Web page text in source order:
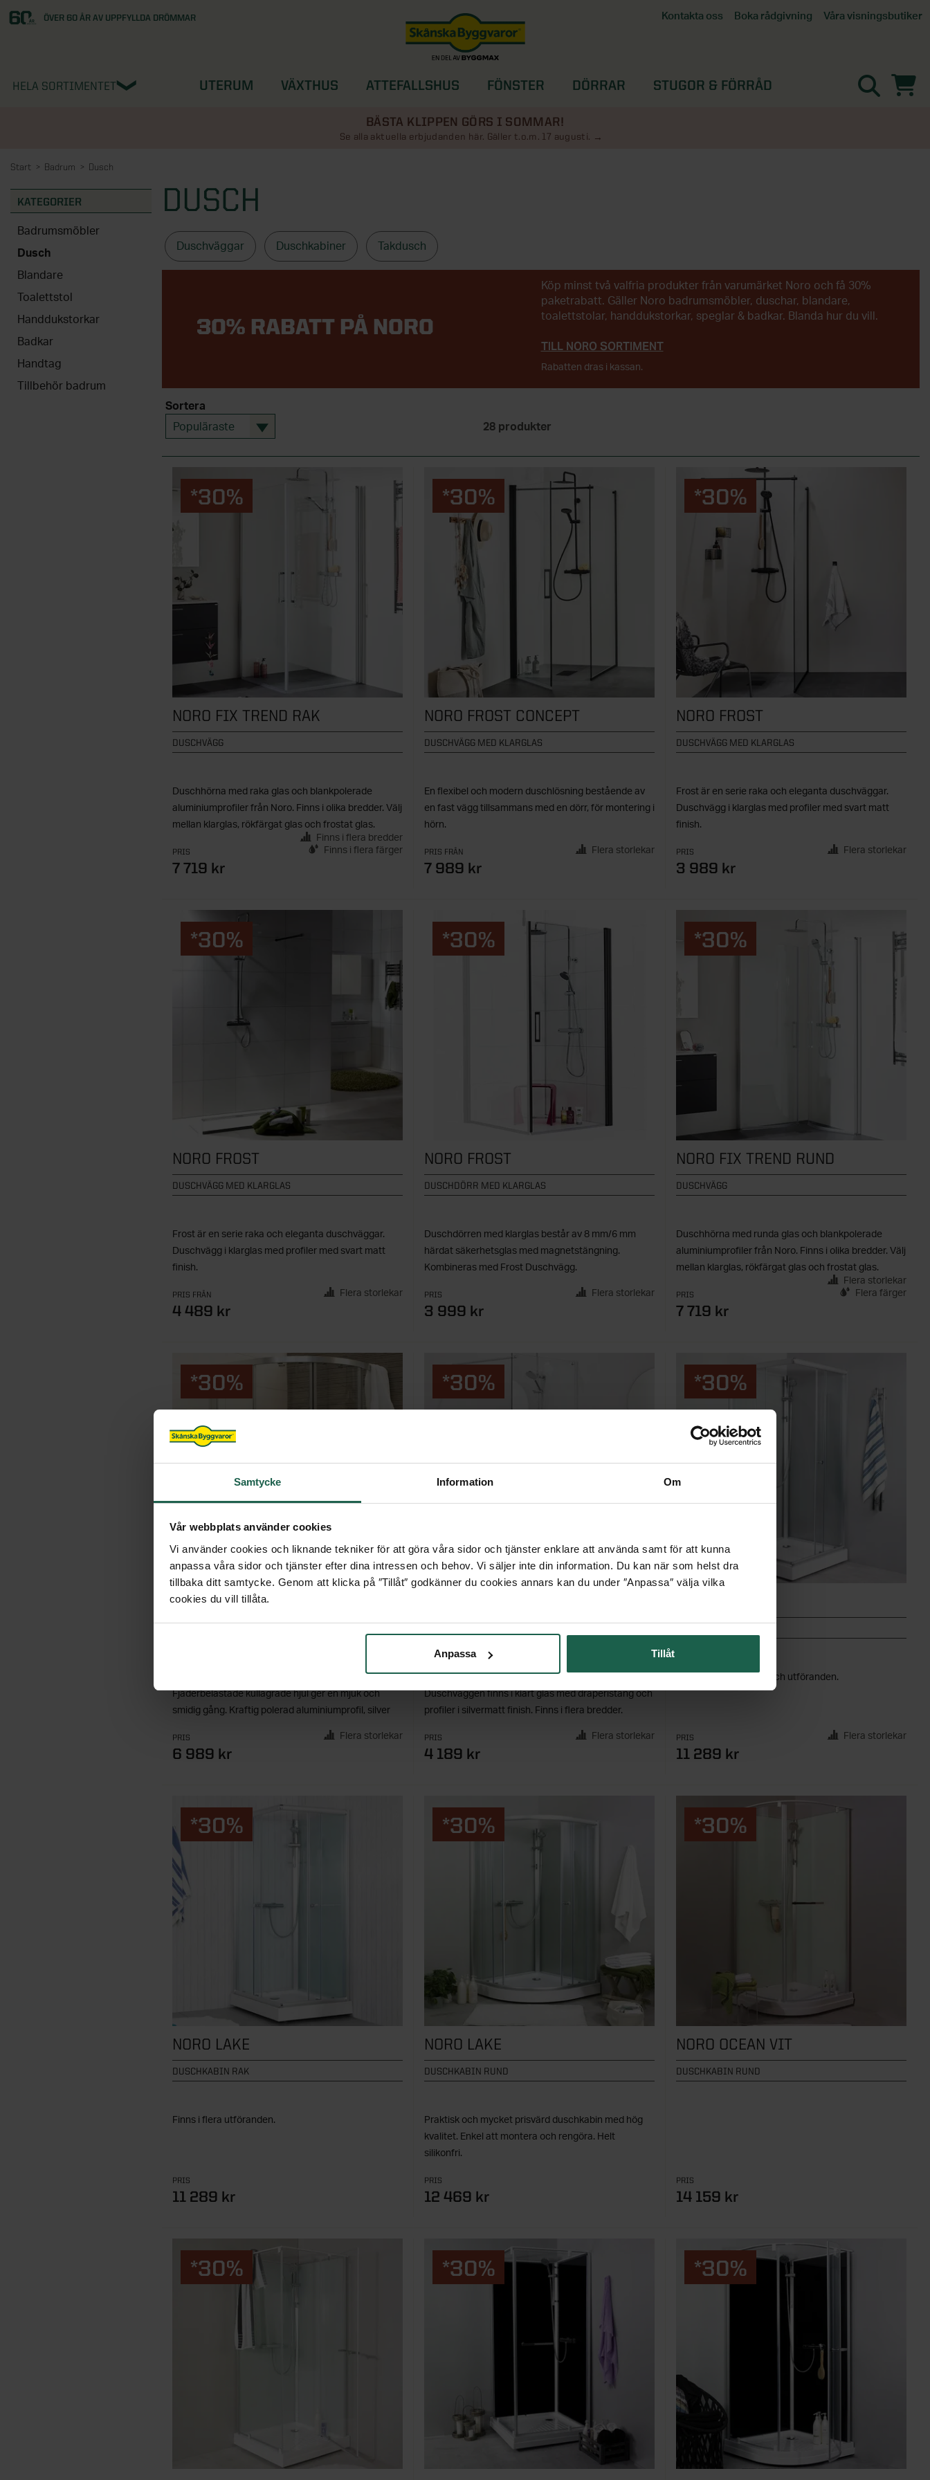
Samtycke Information Om
Vår webbplats använder cookies
Vi använder cookies och liknande tekniker för att göra våra sidor och tjänster enklare att använda samt för att kunna
anpassa våra sidor och tjänster efter dina intressen och behov. Vi säljer inte din information. Du kan när som helst dra
tillbaka ditt samtycke. Genom att klicka på ″Tillåt″ godkänner du cookies annars kan du under ″Anpassa″ välja vilka
cookies du vill tillåta.
Anpassa Tillåt
ÖVER 60 ÅR AV UPPFYLLDA DRÖMMAR Kontakta oss Boka rådgivning Våra visningsbutiker
Göteborg
HELA SORTIMENTET UTERUM VÄXTHUS ATTEFALLSHUS FÖNSTER DÖRRAR
STUGOR & FÖRRÅD
BÄSTA KLIPPEN GÖRS I SOMMAR!
Se alla aktuella erbjudanden här. Gäller t.o.m. 17 augusti.
Start Badrum Dusch
KATEGORIER
Badrumsmöbler
Dusch
Blandare
Toalettstol
Handdukstorkar
Badkar
Handtag
Tillbehör badrum
DUSCH
Duschväggar Duschkabiner Takdusch
30% RABATT PÅ NORO
Köp minst två valfria produkter från varumärket Noro och få 30%
paketrabatt. Gäller Noro badrumsmöbler, duschar, blandare,
toalettstolar, handdukstorkar, speglar & badkar. Blanda hur du vill.
TILL NORO SORTIMENT
Rabatten dras i kassan.
Sortera
Populäraste
28 produkter
*30%
NORO FIX TREND RAK
DUSCHVÄGG
Duschhörna med raka glas och blankpolerade
aluminiumprofiler från Noro. Finns i olika bredder. Välj
mellan klarglas, rökfärgat glas och frostat glas.
PRIS
Finns i flera bredder
Finns i flera färger
7 719 kr
*30%
NORO FROST CONCEPT
DUSCHVÄGG MED KLARGLAS
En flexibel och modern duschlösning bestående av
en fast vägg tillsammans med en dörr, för montering i
hörn.
PRIS FRÅN Flera storlekar
7 989 kr
*30%
NORO FROST
DUSCHVÄGG MED KLARGLAS
Frost är en serie raka och eleganta duschväggar.
Duschvägg i klarglas med profiler med svart matt
finish.
PRIS Flera storlekar
3 989 kr
*30%
NORO FROST
DUSCHVÄGG MED KLARGLAS
Frost är en serie raka och eleganta duschväggar.
Duschvägg i klarglas med profiler med svart matt
finish.
PRIS FRÅN Flera storlekar
4 489 kr
*30%
NORO FROST
DUSCHDÖRR MED KLARGLAS
Duschdörren med klarglas består av 8 mm/6 mm
härdat säkerhetsglas med magnetstängning.
Kombineras med Frost Duschvägg.
PRIS Flera storlekar
3 999 kr
*30%
NORO FIX TREND RUND
DUSCHVÄGG
Duschhörna med runda glas och blankpolerade
aluminiumprofiler från Noro. Finns i olika bredder. Välj
mellan klarglas, rökfärgat glas och frostat glas.
PRIS
Flera storlekar
Flera färger
7 719 kr
*30%
NORO SNOW
Fjäderbelastade kullagrade hjul ger en mjuk och
smidig gång. Kraftig polerad aluminiumprofil, silver
PRIS Flera storlekar
6 989 kr
*30%
Duschväggen finns i klart glas med draperistång och
profiler i silvermatt finish. Finns i flera bredder.
PRIS Flera storlekar
4 189 kr
*30%
Finns i flera storlekar och utföranden.
PRIS Flera storlekar
11 289 kr
*30%
NORO LAKE
DUSCHKABIN RAK
Finns i flera utföranden.
PRIS
11 289 kr
*30%
NORO LAKE
DUSCHKABIN RUND
Praktisk och mycket prisvärd duschkabin med hög
kvalitet. Enkel att montera och rengöra. Helt
silikonfri.
PRIS
12 469 kr
*30%
NORO OCEAN VIT
DUSCHKABIN RUND
PRIS
14 159 kr
*30% *30% *30%